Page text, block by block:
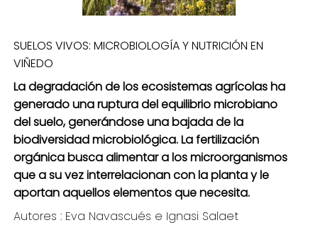
SUELOS VIVOS: MICROBIOLOGÍA Y NUTRICIÓN EN
VIÑEDO
La degradación de los ecosistemas agrícolas ha
generado una ruptura del equilibrio microbiano
del suelo, generándose una bajada de la
biodiversidad microbiológica. La fertilización
orgánica busca alimentar a los microorganismos
que a su vez interrelacionan con la planta y le
aportan aquellos elementos que necesita.
Autores : Eva Navascués e Ignasi Salaet